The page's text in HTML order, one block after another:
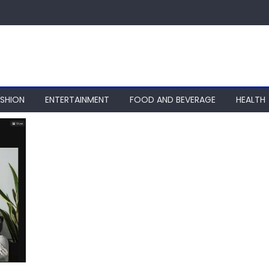
ENTERTAINMENT FOOD AND BEVERAGE HEALTH